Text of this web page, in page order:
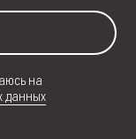
на
данных